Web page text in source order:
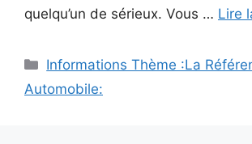
quelqu’un de sérieux. Vous … Lire
Catégories
Informations Thème :La
Automobile: